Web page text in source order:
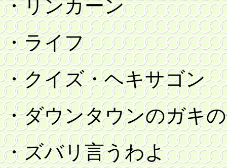
・ライフ
・クイズ・ヘキサゴン
・ダウンタウンのガキ
・ズバリ言うわよ